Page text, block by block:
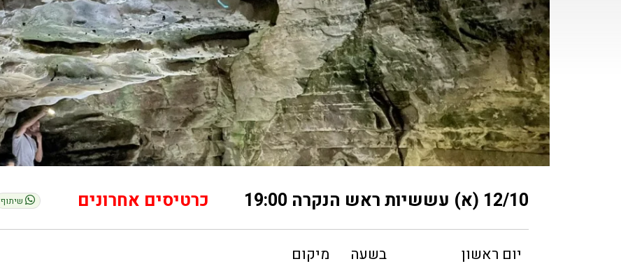
12/10 (א) עששיות ראש הנקרה 19:00 שיתוף
יום ראשון בשעה מיקום